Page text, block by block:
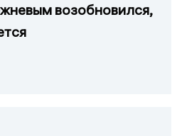
возобновился,